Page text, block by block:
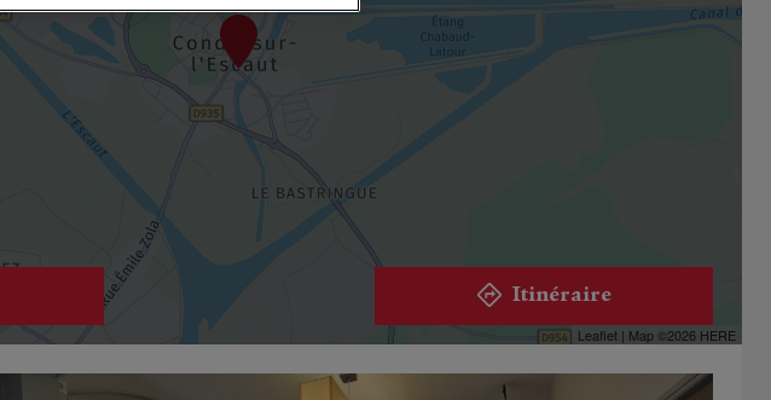
Leaflet | Map ©2026 HERE
Itinéraire